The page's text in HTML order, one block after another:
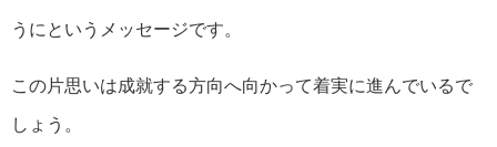
うにというメッセージです。
この片思いは成就する方向へ向かって着実に進んでいるで
しょう。